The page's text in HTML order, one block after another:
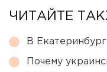
ЧИТАЙТЕ
В
Почему